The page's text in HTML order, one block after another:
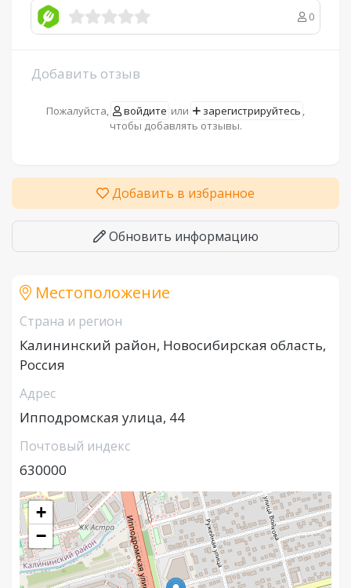
0
Добавить отзыв
Пожалуйста, войдите или зарегистрируйтесь ,
чтобы добавлять отзывы.
Добавить в избранное
Обновить информацию
Местоположение
Страна и регион
Калининский район, Новосибирская область,
Россия
Адрес
Ипподромская улица, 44
Почтовый индекс
630000
+
−